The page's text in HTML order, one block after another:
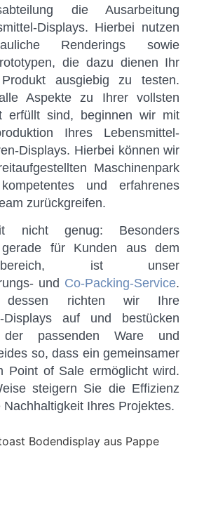
die Ausarbeitung
Displays. Hierbei nutzen
Renderings sowie
die dazu dienen Ihr
ausgiebig zu testen.
Aspekte zu Ihrer vollsten
erfüllt sind, beginnen wir mit
Ihres Lebensmittel-
Displays. Hierbei können wir
Maschinenpark
und erfahrenes
zurückgreifen.
nicht genug: Besonders
gerade für Kunden aus dem
ist unser
und Co-Packing-Service.
richten wir Ihre
Displays auf und bestücken
passenden Ware und
so, dass ein gemeinsamer
Point of Sale ermöglicht wird.
steigern Sie die Effizienz
Nachhaltigkeit Ihres Projektes.